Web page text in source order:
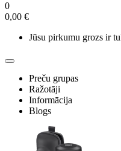
0
0,00 €
Jūsu pirkumu grozs ir
Preču grupas
Ražotāji
Informācija
Blogs